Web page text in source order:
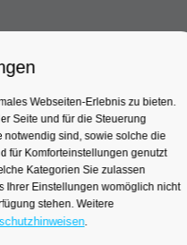
der Amerikanischen
Webseiten-Erlebnis zu bieten.
Seite und für die Steuerung
sind, sowie solche die
für Komforteinstellungen genutzt
Kategorien Sie zulassen
Ihrer Einstellungen womöglich nicht
stehen. Weitere
.